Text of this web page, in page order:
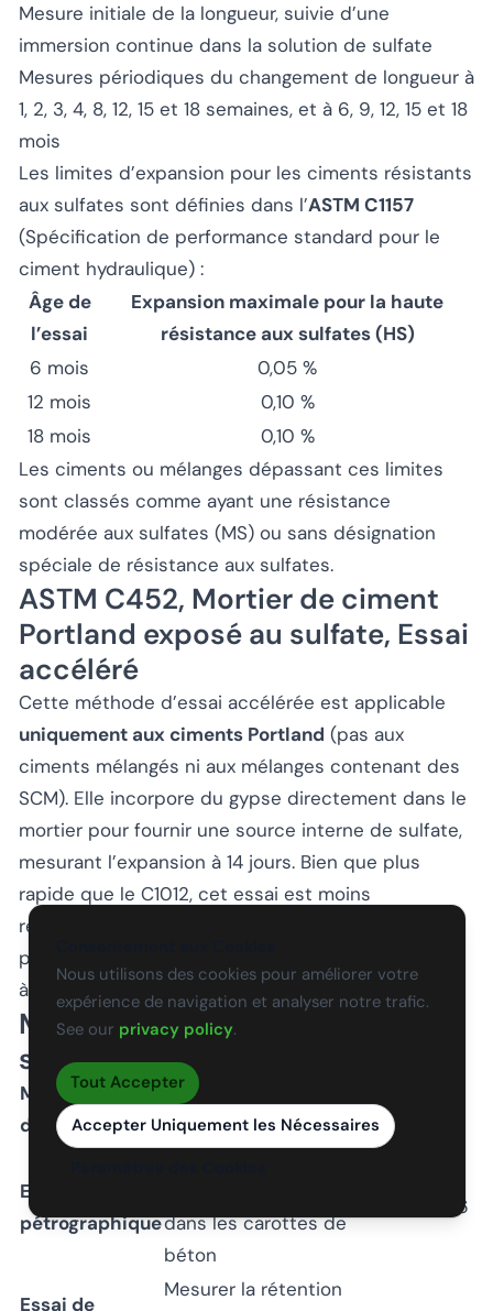
Mesure initiale de la longueur, suivie d’une
immersion continue dans la solution de sulfate
Mesures périodiques du changement de longueur à
1, 2, 3, 4, 8, 12, 15 et 18 semaines, et à 6, 9, 12, 15 et 18
mois
Les limites d’expansion pour les ciments résistants
aux sulfates sont définies dans l’ASTM C1157
(Spécification de performance standard pour le
ciment hydraulique) :
Âge de
l’essai
Expansion maximale pour la haute
résistance aux sulfates (HS)
6 mois
0,05 %
12 mois
0,10 %
18 mois
0,10 %
Les ciments ou mélanges dépassant ces limites
sont classés comme ayant une résistance
modérée aux sulfates (MS) ou sans désignation
spéciale de résistance aux sulfates.
ASTM C452, Mortier de ciment
Portland exposé au sulfate, Essai
accéléré
Cette méthode d’essai accélérée est applicable
uniquement aux ciments Portland (pas aux
ciments mélangés ni aux mélanges contenant des
SCM). Elle incorpore du gypse directement dans le
mortier pour fournir une source interne de sulfate,
mesurant l’expansion à 14 jours. Bien que plus
rapide que le C1012, cet essai est moins
représentatif des conditions de terrain où la
pénétration des sulfates se produit graduellement
à partir de sources externes.
Méthodes d’essai
supplémentaires
Méthode
d’essai
Objectif Norme
Examen
pétrographiquedans les carottes de
béton
ASTM C856
Essai de
Mesurer la rétention
Nous utilisons des cookies pour améliorer votre
expérience de navigation et analyser notre trafic.
See our privacy policy.
Tout Accepter
Accepter Uniquement les Nécessaires